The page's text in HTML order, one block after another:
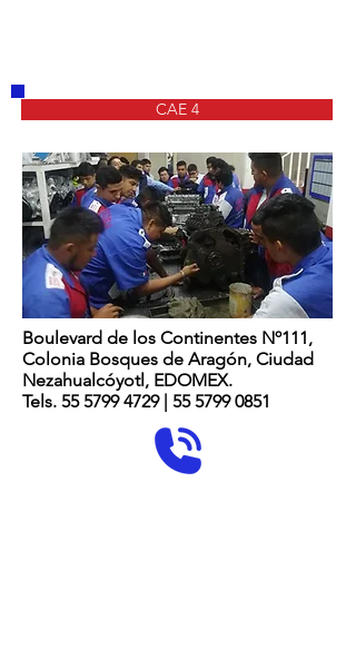
CAE 4
Boulevard de los Continentes Nº111,
Colonia Bosques de Aragón, Ciudad
Nezahualcóyotl, EDOMEX.
Tels. 55 5799 4729 | 55 5799 0851